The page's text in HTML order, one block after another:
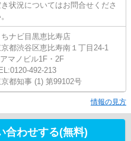
き状況についてはお問合せくださ
ちナビ目黒恵比寿店
都渋谷区恵比寿南１丁目24-1
マノビル1F・2F
492-213
都知事 (1) 第99102号
情報の見方
合わせする(無料)